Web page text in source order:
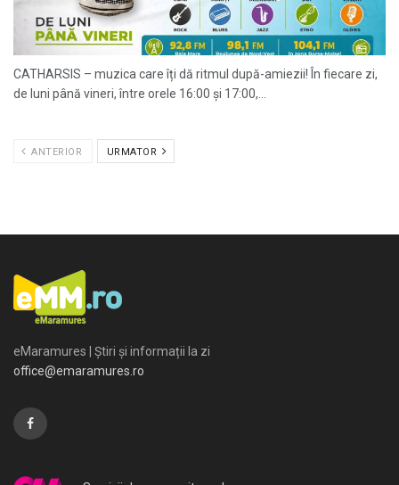
CATHARSIS – muzica care îți dă ritmul după-amiezii! În fiecare zi,
de luni până vineri, între orele 16:00 și 17:00,...
ANTERIOR URMATOR
eMaramures | Știri și informații la zi
office@emaramures.ro